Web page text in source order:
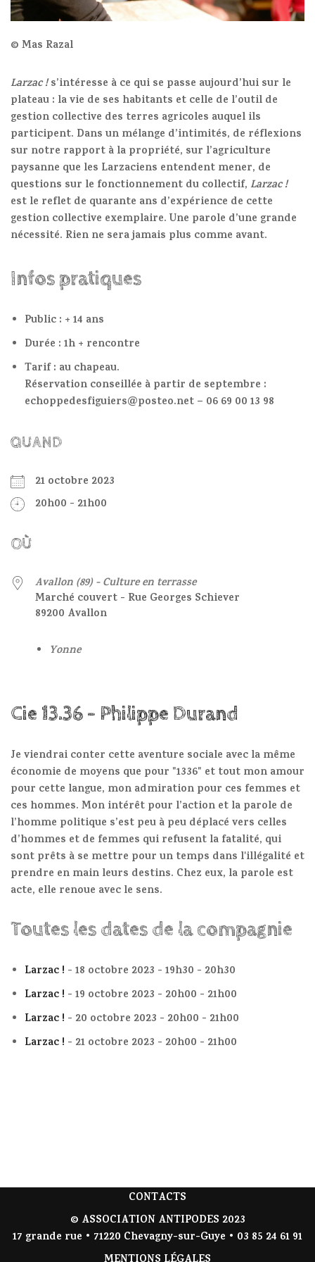
© Mas Razal
Larzac !s’intéresse à ce qui se passe aujourd’hui sur le
plateau : la vie de ses habitants et celle de l’outil de
gestion collective des terres agricoles auquel ils
participent. Dans un mélange d’intimités, de réflexions
sur notre rapport à la propriété, sur l’agriculture
paysanne que les Larzaciens entendent mener, de
questions sur le fonctionnement du collectif, Larzac !
est le reflet de quarante ans d’expérience de cette
gestion collective exemplaire. Une parole d’une grande
nécessité. Rien ne sera jamais plus comme avant.
Infos pratiques
Public : + 14 ans
Durée : 1h + rencontre
Tarif : au chapeau.
Réservation conseillée à partir de septembre :
echoppedesfiguiers@posteo.net – 06 69 00 13 98
QUAND
21 octobre 2023
20h00 - 21h00
OÙ
Avallon (89) - Culture en terrasse
Marché couvert - Rue Georges Schiever
89200 Avallon
Yonne
Cie 13.36 - Philippe Durand
Je viendrai conter cette aventure sociale avec la même
économie de moyens que pour "1336" et tout mon amour
pour cette langue, mon admiration pour ces femmes et
ces hommes. Mon intérêt pour l’action et la parole de
l’homme politique s’est peu à peu déplacé vers celles
d’hommes et de femmes qui refusent la fatalité, qui
sont prêts à se mettre pour un temps dans l'illégalité et
prendre en main leurs destins. Chez eux, la parole est
acte, elle renoue avec le sens.
Toutes les dates de la compagnie
Larzac ! - 18 octobre 2023 - 19h30 - 20h30
Larzac ! - 19 octobre 2023 - 20h00 - 21h00
Larzac ! - 20 octobre 2023 - 20h00 - 21h00
Larzac ! - 21 octobre 2023 - 20h00 - 21h00
CONTACTS
© ASSOCIATION ANTIPODES 2023
17 grande rue • 71220 Chevagny-sur-Guye • 03 85 24 61 91